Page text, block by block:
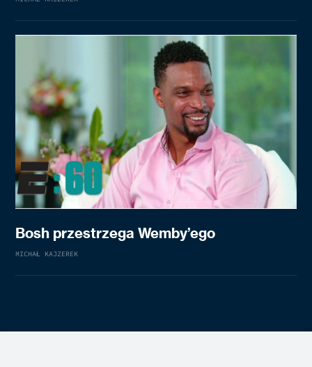
Bosh przestrzega Wemby’ego
MICHAŁ KAJZEREK